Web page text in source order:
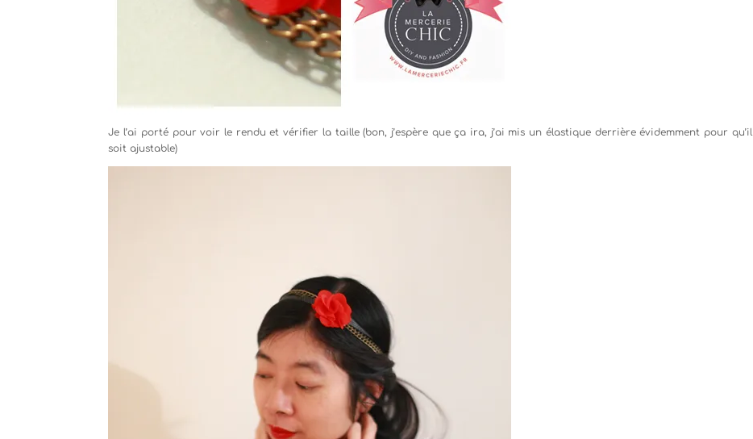
Je l’ai porté pour voir le rendu et vérifier la taille (bon, j’espère que ça ira, j’ai mis un élastique derrière évidemment pour qu’il
soit ajustable)